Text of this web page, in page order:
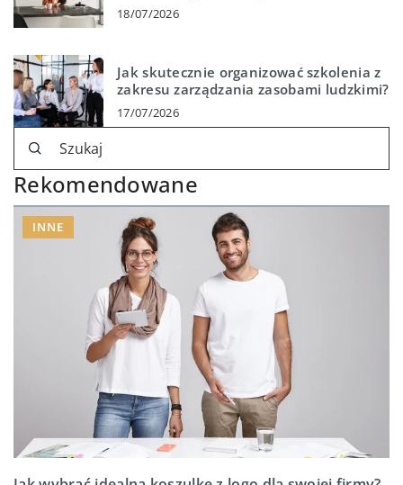
18/07/2026
Jak skutecznie organizować szkolenia z
zakresu zarządzania zasobami ludzkimi?
17/07/2026
Rekomendowane
INNE